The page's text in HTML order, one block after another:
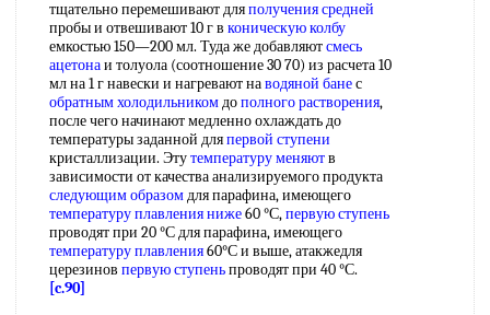
тщательно перемешивают дляполучения средней
пробы и отвешивают 10 г в коническую колбу
емкостью 150—200 мл. Туда же добавляютсмесь
ацетонаи толуола (соотношение 30 70) из расчета 10
мл на 1 г навески и нагревают наводяной банес
обратным холодильникомдополного растворения,
после чего начинают медленно охлаждать до
температуры заданной дляпервой ступени
кристаллизации. Этутемпературу меняютв
зависимости от качества анализируемого продукта
следующим образомдля парафина, имеющего
температуру плавления ниже60 °С,первую ступень
проводят при 20 °С для парафина, имеющего
температуру плавления60°С и выше, атакжедля
церезинов первую ступеньпроводят при 40 °С.
[c.90]